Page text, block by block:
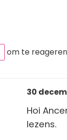
om te reageren
30
Hoi
lezens.